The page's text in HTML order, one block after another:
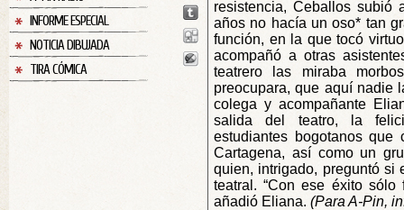
INFORME ESPECIAL
NOTICIA DIBUJADA
TIRA CÓMICA
resistencia, Ceballos subió
años no hacía un oso* tan
función, en la que tocó
acompañó a otras
teatrero las miraba
preocupara, que aquí nadie
colega y acompañante
salida del teatro, la
estudiantes bogotanos que
Cartagena, así como un
quien, intrigado, preguntó si
teatral. “Con ese éxito sólo
añadió Eliana. (Para A-Pin,